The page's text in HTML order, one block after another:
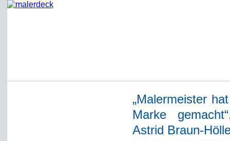
„Malermeister
Marke
Astrid Braun-